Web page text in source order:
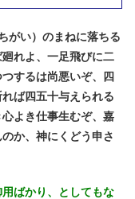
がい）のまねに落ちる
れよ、一足飛びに二
するは尚悪いぞ、四
ば四五十与えられる
よき仕事生むぞ、嘉
か、神にくどう申さ
ばかり、としてもな